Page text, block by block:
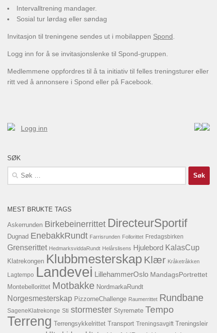
Intervalltrening mandager.
Sosial tur lørdag eller søndag
Invitasjon til treningene sendes ut i mobilappen Spond
Logg inn for å se invitasjonslenke til Spond-gruppen.
Medlemmene oppfordres til å ta initiativ til felles treningsturer eller
ritt ved å annonsere i Spond eller på Facebook.
Logg inn
SØK
Søk
MEST BRUKTE TAGS
Askerrunden Birkebeinerrittet DirecteurSportif
Dugnad EnebakkRundt Farrisrunden Follorittet Fredagsbirken
Grenserittet HedmarksviddaRundt Helårslisens Hjulebord KalasCup
Klatrekongen Klubbmesterskap Klær Kråketråkken
Lagtempo Landevei LillehammerOslo MandagsPortrettet
Montebellorittet Motbakke NordmarkaRundt
Norgesmesterskap PizzorneChallenge Raumerrittet Rundbane
SageneKlatrekonge Sti stormester Styremøte Tempo
Terreng Terrengsykkelrittet Transport Treningsavgift Treningsleir